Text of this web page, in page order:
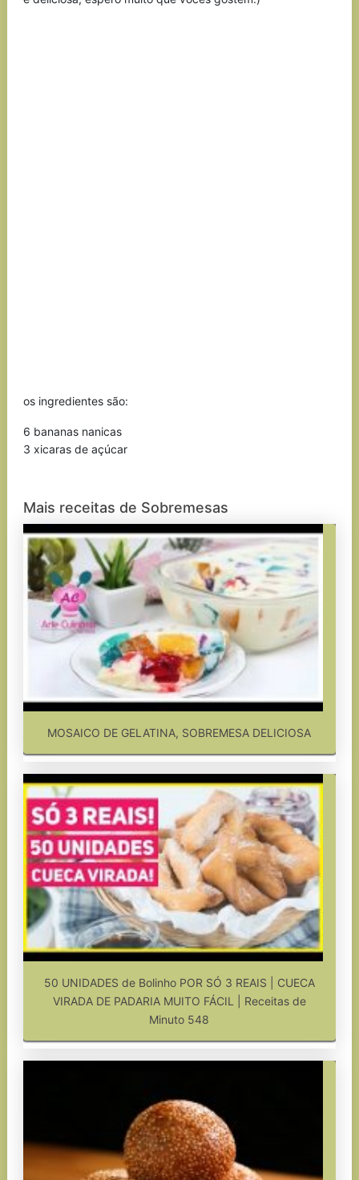
os ingredientes são:
6 bananas nanicas
3 xicaras de açúcar
Mais receitas de Sobremesas
MOSAICO DE GELATINA, SOBREMESA DELICIOSA
50 UNIDADES de Bolinho POR SÓ 3 REAIS | CUECA
VIRADA DE PADARIA MUITO FÁCIL | Receitas de
Minuto 548